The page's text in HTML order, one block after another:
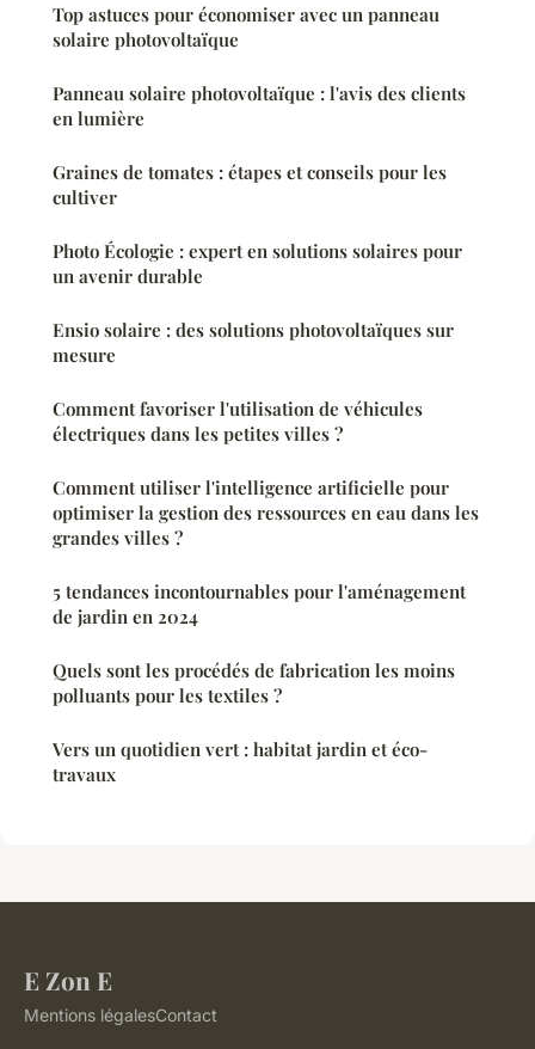
Top astuces pour économiser avec un panneau
solaire photovoltaïque
Panneau solaire photovoltaïque : l'avis des clients
en lumière
Graines de tomates : étapes et conseils pour les
cultiver
Photo Écologie : expert en solutions solaires pour
un avenir durable
Ensio solaire : des solutions photovoltaïques sur
mesure
Comment favoriser l'utilisation de véhicules
électriques dans les petites villes ?
Comment utiliser l'intelligence artificielle pour
optimiser la gestion des ressources en eau dans les
grandes villes ?
5 tendances incontournables pour l'aménagement
de jardin en 2024
Quels sont les procédés de fabrication les moins
polluants pour les textiles ?
Vers un quotidien vert : habitat jardin et éco-
travaux
E Zon E
Mentions légalesContact